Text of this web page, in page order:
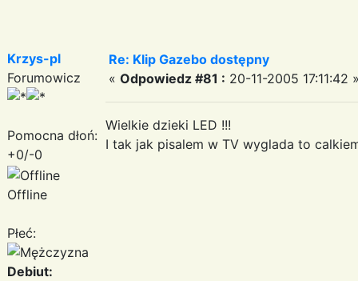
Krzys-pl
Forumowicz
Pomocna dłoń:
+0/-0
Offline
Płeć:
Debiut:
Re: Klip Gazebo dostępny
« Odpowiedz #81 : 20-11-2005 17:11:42
Wielkie dzieki LED !!!
I tak jak pisalem w TV wyglada to